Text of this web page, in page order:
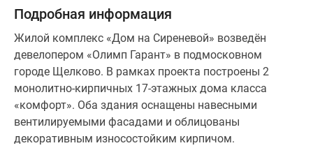
Подробная информация
Жилой комплекс «Дом на Сиреневой» возведён
девелопером «Олимп Гарант» в подмосковном
городе Щелково. В рамках проекта построены 2
монолитно-кирпичных 17-этажных дома класса
«комфорт». Оба здания оснащены навесными
вентилируемыми фасадами и облицованы
декоративным износостойким кирпичом.